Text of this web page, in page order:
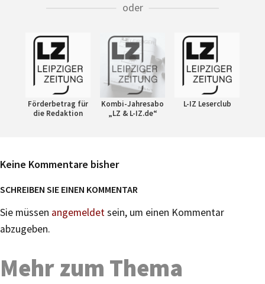
oder
Förderbetrag für
die Redaktion
Kombi-Jahresabo
„LZ & L-IZ.de“
L-IZ Leserclub
Keine Kommentare bisher
SCHREIBEN SIE EINEN KOMMENTAR
Sie müssen angemeldetsein, um einen Kommentar
abzugeben.
Mehr zum Thema